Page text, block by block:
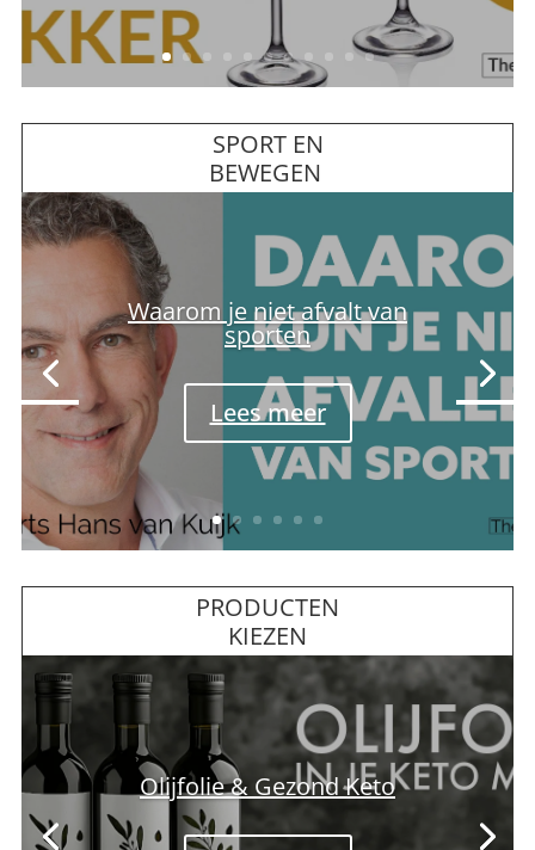
SPORT EN
BEWEGEN
Bert fietst beter dan ooit na
schrappen koolhydraten
Lees meer
PRODUCTEN
KIEZEN
Je keto weekmenu plannen